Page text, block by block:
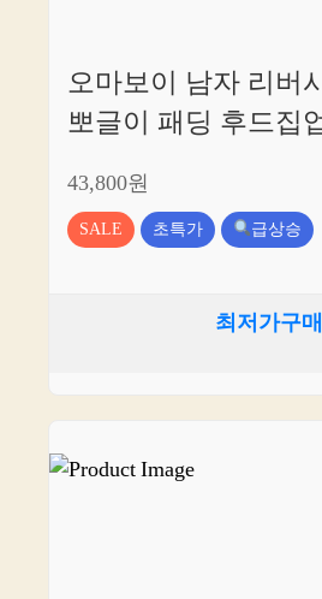
오마보이 남자 리버
뽀글이 패딩 후드집
43,800원
SALE 초특가 급상승
최저가구매